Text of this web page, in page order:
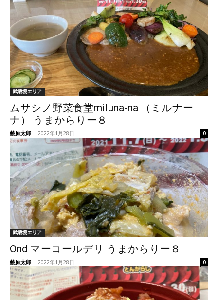
武蔵境エリア
ムサシノ野菜食堂miluna-na （ミルナー
ナ） うまからりー８
藪原太郎 - 2022年1月28日 0
武蔵境エリア
Ond マーコールデリ うまからりー８
藪原太郎 - 2022年1月28日 0